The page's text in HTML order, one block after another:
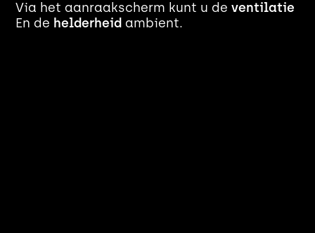
Via het aanraakscherm kunt u deventilatie
En de helderheid ambient.